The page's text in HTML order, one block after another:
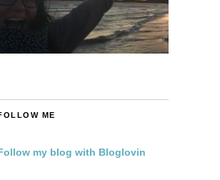
ME
my blog with Bloglovin